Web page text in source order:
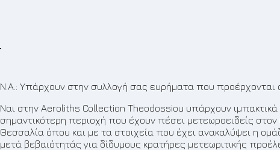
Ναι στην Aeroliths Collection Theodossiou υπάρχουν
σημαντικότερη περιοχή που έχουν πέσει μετεωροειδείς
Θεσσαλία όπου και με τα στοιχεία που έχει ανακαλύψει η
μετά βεβαιότητάς για δίδυμους κρατήρες μετεωριτικής
Ν.Α.: Υπάρχουν στην συλλογή σας ευρήματα που προέρχονται